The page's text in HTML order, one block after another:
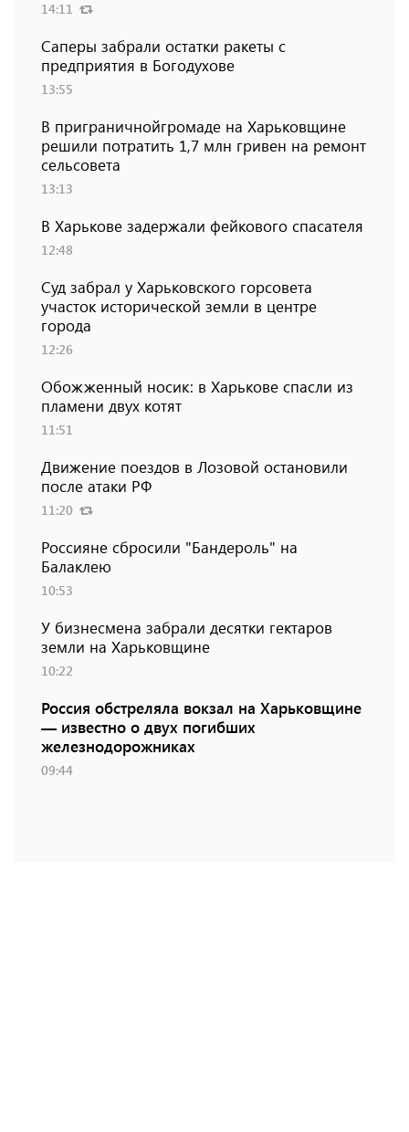
14:11
Саперы забрали остатки ракеты с
предприятия в Богодухове
13:55
В приграничнойгромаде на Харьковщине
решили потратить 1,7 млн ​​гривен на ремонт
сельсовета
13:13
В Харькове задержали фейкового спасателя
12:48
Суд забрал у Харьковского горсовета
участок исторической земли в центре
города
12:26
Обожженный носик: в Харькове спасли из
пламени двух котят
11:51
Движение поездов в Лозовой остановили
после атаки РФ
11:20
Россияне сбросили "Бандероль" на
Балаклею
10:53
У бизнесмена забрали десятки гектаров
земли на Харьковщине
10:22
Россия обстреляла вокзал на Харьковщине
— известно о двух погибших
железнодорожниках
09:44